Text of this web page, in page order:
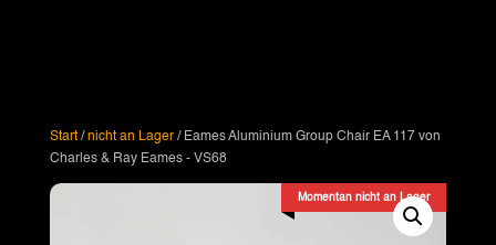
Start/nicht an Lager/ Eames Aluminium Group Chair EA 117 von
Charles & Ray Eames - VS68
Momentan nicht an Lager